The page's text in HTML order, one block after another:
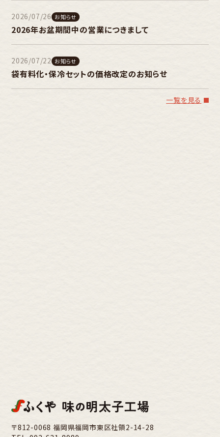
2026/07/26 お知らせ
2026年お盆期間中の営業につきまして
2026/07/22 お知らせ
袋有料化・保冷セットの価格改定のお知らせ
一覧を見る
〒812-0068 福岡県福岡市東区社領2-14-28